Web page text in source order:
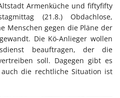
Armenküche und fiftyfifty
(21.8.) Obdachlose,
Menschen gegen die Pläne der
Die Kö-Anlieger wollen
beauftragen, der die
soll. Dagegen gibt es
die rechtliche Situation ist